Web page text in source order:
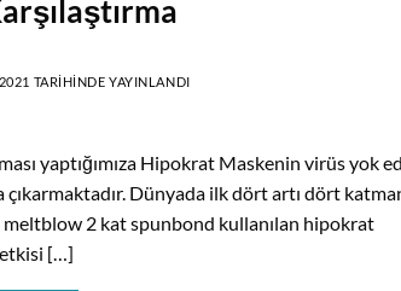
TARIHINDE YAYINLANDI
yaptığımıza Hipokrat Maskenin virüs yok
Dünyada ilk dört artı dört
2 kat spunbond kullanılan hipokrat
etkisi […]